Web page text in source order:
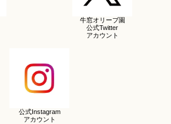
牛窓オリーブ園
公式Twitter
アカウント
公式Instagram
アカウント